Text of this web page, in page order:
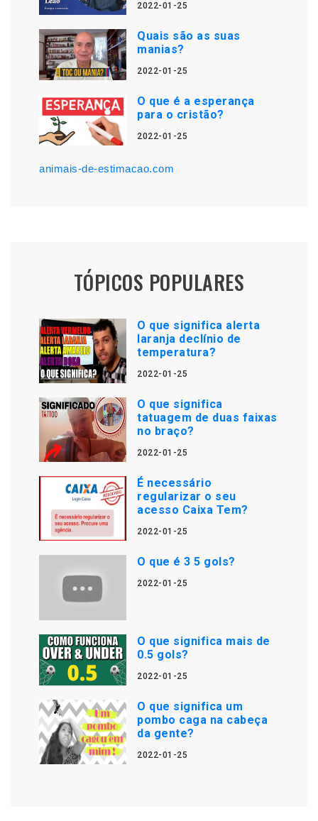
2022-01-25
Quais são as suas
manias?
2022-01-25
O que é a esperança
para o cristão?
2022-01-25
animais-de-estimacao.com
TÓPICOS POPULARES
O que significa alerta
laranja declínio de
temperatura?
2022-01-25
O que significa
tatuagem de duas faixas
no braço?
2022-01-25
É necessário
regularizar o seu
acesso Caixa Tem?
2022-01-25
O que é 3 5 gols?
2022-01-25
O que significa mais de
0.5 gols?
2022-01-25
O que significa um
pombo caga na cabeça
da gente?
2022-01-25